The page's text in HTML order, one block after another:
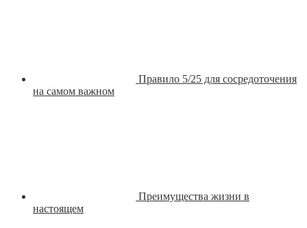
Правило 5/25 для сосредоточения
на самом важном
Преимущества жизни в
настоящем